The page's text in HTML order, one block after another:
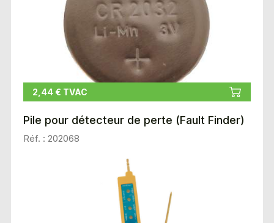
2,44 € TVAC
Pile pour détecteur de perte (Fault Finder)
Réf. : 202068